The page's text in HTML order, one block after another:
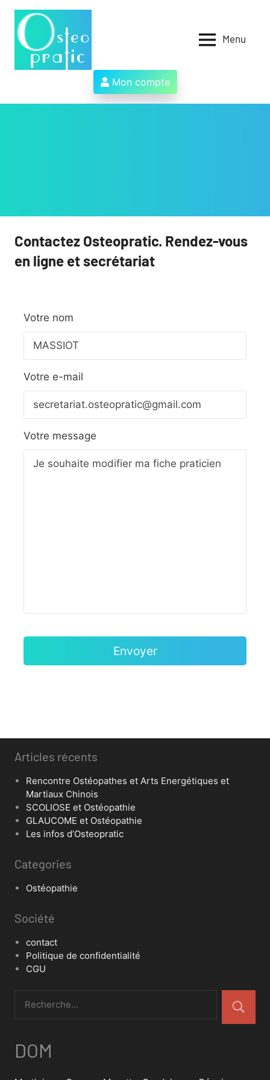
Aller
contenu
des
ostéopathes
et
Menu
Mon compte
Contactez Osteopratic. Rendez-vous
en ligne et secrétariat
Votre nom
Votre e-mail
Votre message
Articles récents
Rencontre Ostéopathes et Arts Energétiques et
Martiaux Chinois
SCOLIOSE et Ostéopathie
GLAUCOME et Ostéopathie
Les infos d’Osteopratic
Categories
Ostéopathie
Société
contact
Politique de confidentialité
CGU
DOM